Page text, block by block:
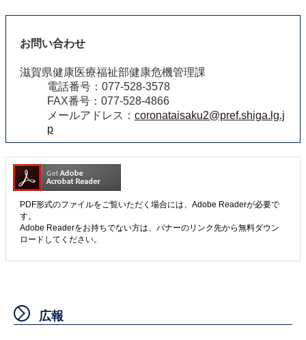
お問い合わせ
滋賀県健康医療福祉部健康危機管理課
電話番号：077-528-3578
FAX番号：077-528-4866
メールアドレス： coronataisaku2@pref.shiga.lg.j
p
PDF形式のファイルをご覧いただく場合には、Adobe Readerが必要で
す。
Adobe Readerをお持ちでない方は、バナーのリンク先から無料ダウン
ロードしてください。
広報